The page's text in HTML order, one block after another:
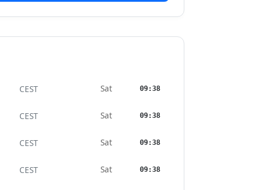
CEST Sat 09:38
CEST Sat 09:38
CEST Sat 09:38
CEST Sat 09:38